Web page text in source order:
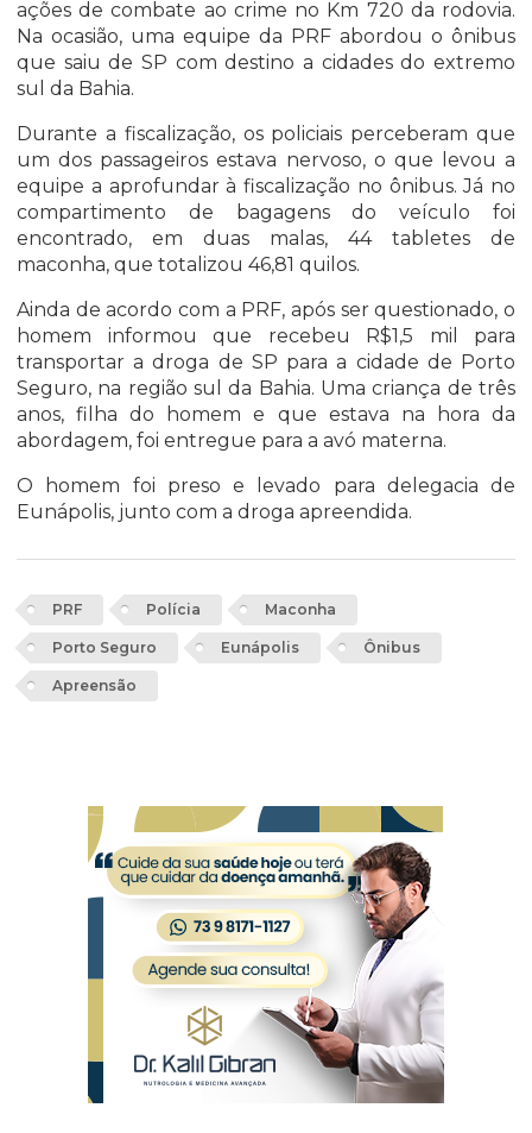
ações de combate ao crime no Km 720 da rodovia.
Na ocasião, uma equipe da PRF abordou o ônibus
que saiu de SP com destino a cidades do extremo
sul da Bahia.
Durante a fiscalização, os policiais perceberam que
um dos passageiros estava nervoso, o que levou a
equipe a aprofundar à fiscalização no ônibus. Já no
compartimento de bagagens do veículo foi
encontrado, em duas malas, 44 tabletes de
maconha, que totalizou 46,81 quilos.
Ainda de acordo com a PRF, após ser questionado, o
homem informou que recebeu R$1,5 mil para
transportar a droga de SP para a cidade de Porto
Seguro, na região sul da Bahia. Uma criança de três
anos, filha do homem e que estava na hora da
abordagem, foi entregue para a avó materna.
O homem foi preso e levado para delegacia de
Eunápolis, junto com a droga apreendida.
PRF Polícia Maconha
Porto Seguro Eunápolis Ônibus
Apreensão